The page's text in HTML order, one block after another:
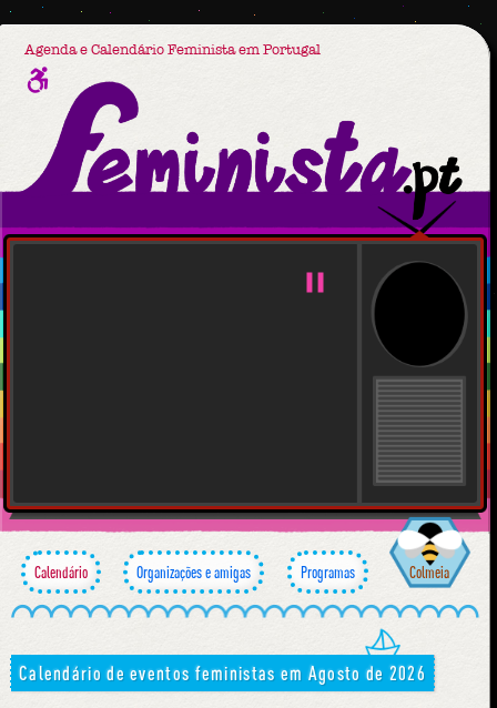
Agenda e Calendário Feminista em Portugal
Calendário Organizações e amigas Programas Colmeia
Calendário de eventos feministas em Agosto de 2026